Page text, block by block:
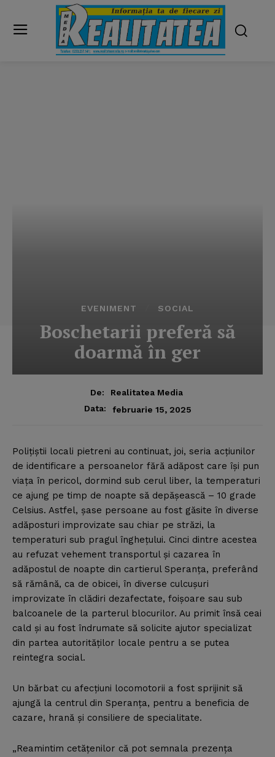
EVENIMENT SOCIAL
Boschetarii preferă să
doarmă în ger
De:
Realitatea Media
Data:
februarie 15, 2025
Poliţiştii locali pietreni au continuat, joi, seria acţiunilor
de identificare a persoanelor fără adăpost care îşi pun
viaţa în pericol, dormind sub cerul liber, la temperaturi
ce ajung pe timp de noapte să depăşească – 10 grade
Celsius. Astfel, şase persoane au fost găsite în diverse
adăposturi improvizate sau chiar pe străzi, la
temperaturi sub pragul îngheţului. Cinci dintre acestea
au refuzat vehement transportul şi cazarea în
adăpostul de noapte din cartierul Speranţa, preferând
să rămână, ca de obicei, în diverse culcuşuri
improvizate în clădiri dezafectate, foişoare sau sub
balcoanele de la parterul blocurilor. Au primit însă ceai
cald şi au fost îndrumate să solicite ajutor specializat
din partea autorităţilor locale pentru a se putea
reintegra social.
Un bărbat cu afecţiuni locomotorii a fost sprijinit să
ajungă la centrul din Speranţa, pentru a beneficia de
cazare, hrană şi consiliere de specialitate.
„Reamintim cetăţenilor că pot semnala prezenţa